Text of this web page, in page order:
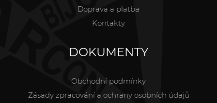
Doprava a platba
Kontakty
DOKUMENTY
Obchodní podmínky
Zásady zpracování a ochrany osobních údajů